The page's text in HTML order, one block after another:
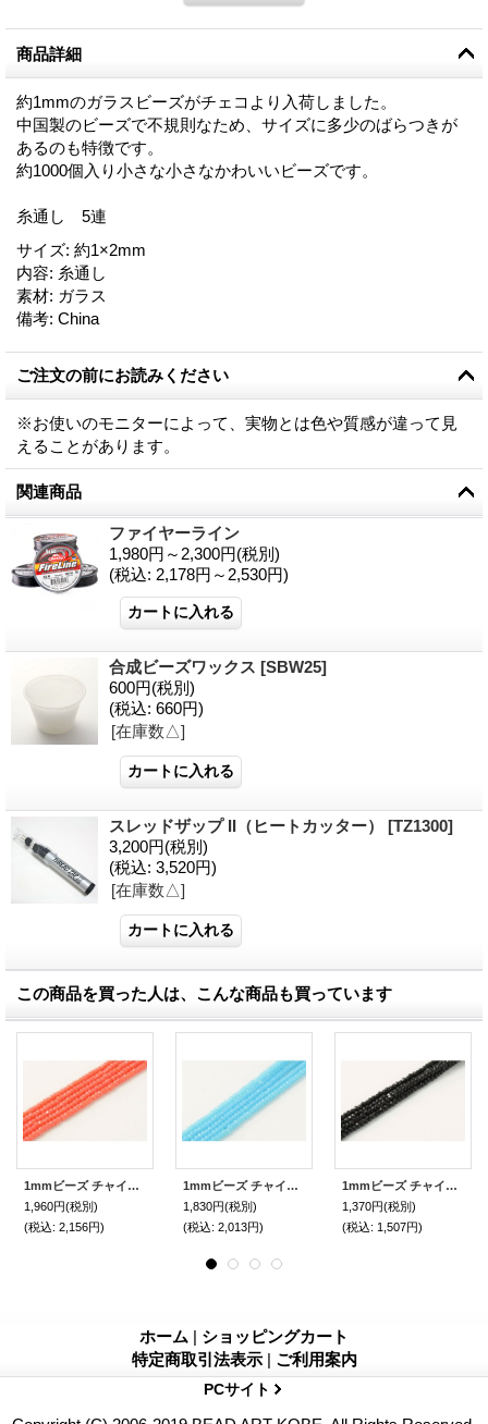
商品詳細
約1mmのガラスビーズがチェコより入荷しました。
中国製のビーズで不規則なため、サイズに多少のばらつきが
あるのも特徴です。
約1000個入り小さな小さなかわいいビーズです。
糸通し 5連
サイズ: 約1×2mm
内容: 糸通し
素材: ガラス
備考: China
ご注文の前にお読みください
※お使いのモニターによって、実物とは色や質感が違って見
えることがあります。
関連商品
ファイヤーライン
1,980円～2,300円(税別)
(税込: 2,178円～2,530円)
合成ビーズワックス [SBW25]
600円(税別)
(税込: 660円)
[在庫数△]
スレッドザップ II（ヒートカッター） [TZ1300]
3,200円(税別)
(税込: 3,520円)
[在庫数△]
この商品を買った人は、こんな商品も買っています
1mmビーズ チャイニーズカット ライトレッドコーラル
1,960円(税別)
(税込: 2,156円)
1mmビーズ チャイニーズカット ターコイズ
1,830円(税別)
(税込: 2,013円)
1mmビーズ チャイニーズカット ブラック
1,370円(税別)
(税込: 1,507円)
ホーム | ショッピングカート
特定商取引法表示 | ご利用案内
PCサイト